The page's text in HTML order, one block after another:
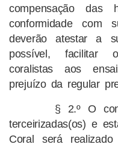
compensação das
conformidade com
deverão atestar a
possível, facilitar
coralistas aos
prejuízo da regular
§ 2.º O
terceirizadas(os) e
Coral será